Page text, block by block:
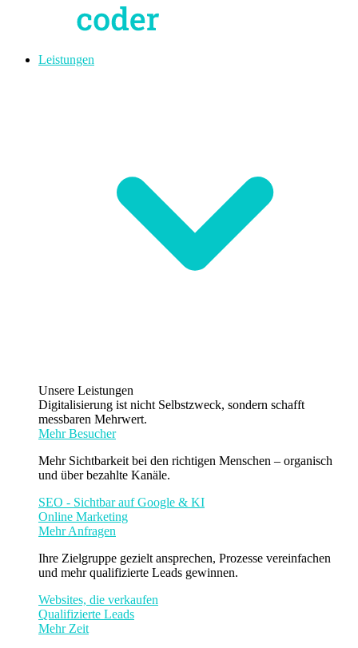
Leistungen
Unsere Leistungen
Digitalisierung ist nicht Selbstzweck, sondern schafft
messbaren Mehrwert.
Mehr Besucher
Mehr Sichtbarkeit bei den richtigen Menschen – organisch
und über bezahlte Kanäle.
SEO - Sichtbar auf Google & KI
Online Marketing
Mehr Anfragen
Ihre Zielgruppe gezielt ansprechen, Prozesse vereinfachen
und mehr qualifizierte Leads gewinnen.
Websites, die verkaufen
Qualifizierte Leads
Mehr Zeit